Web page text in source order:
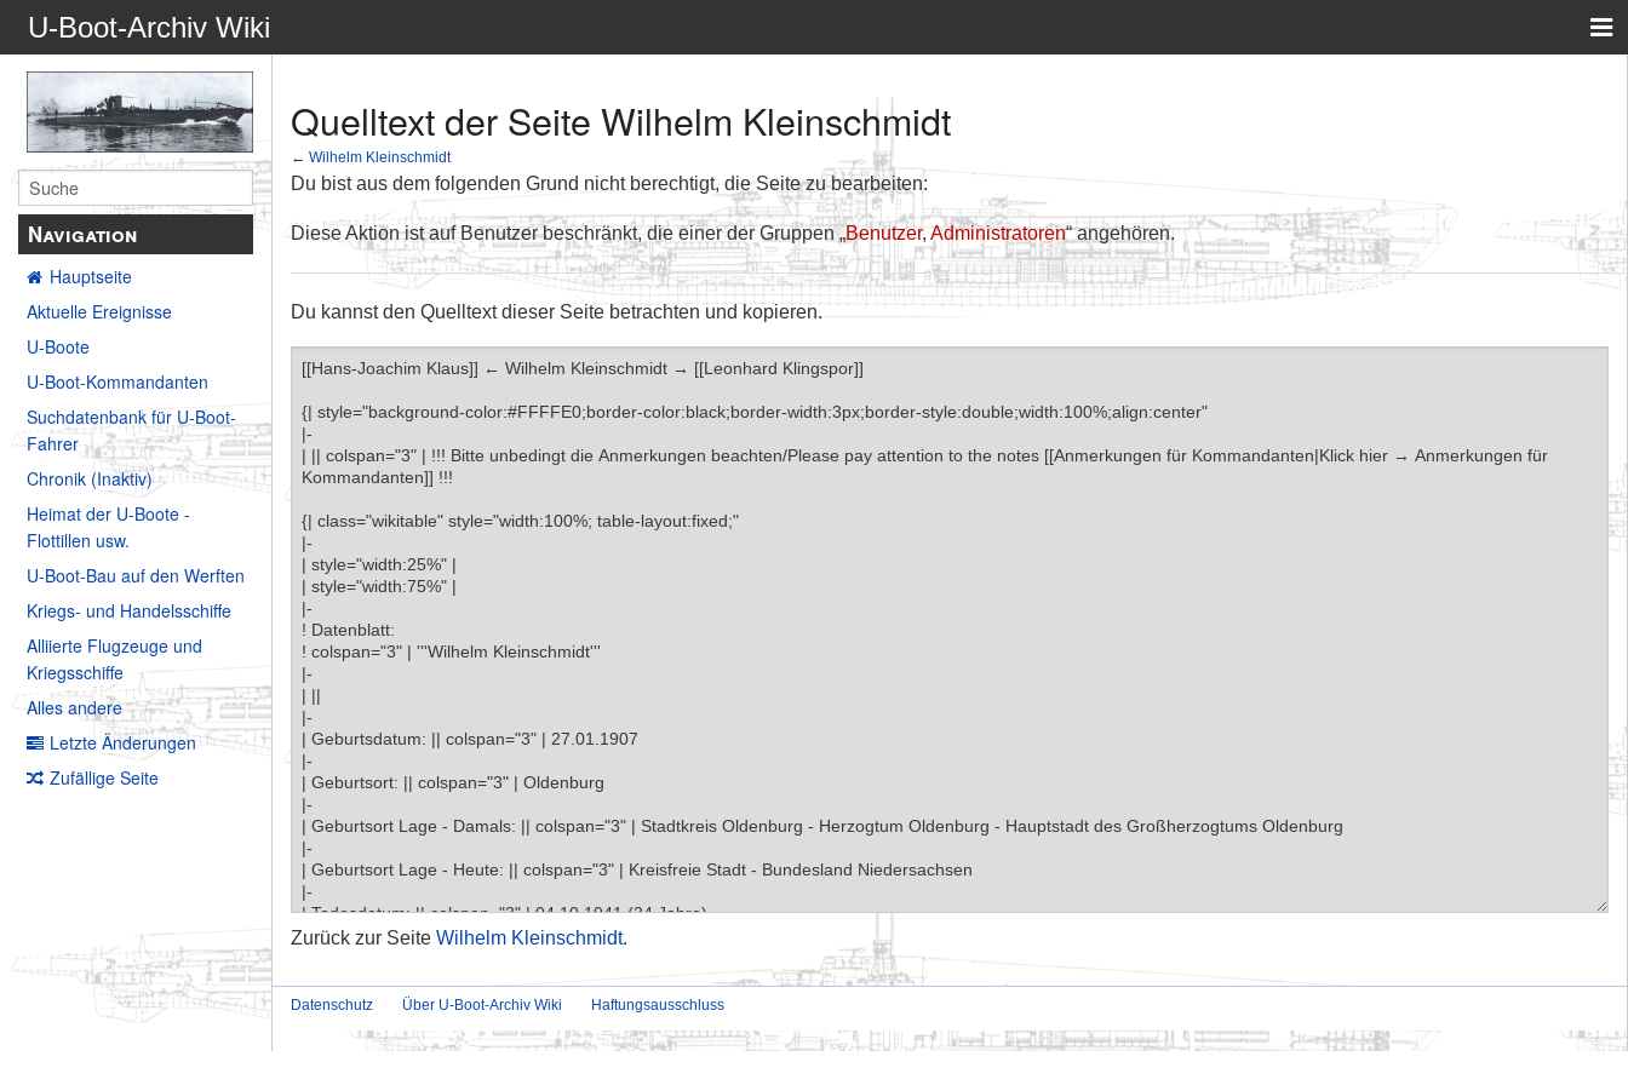
U-Boot-Archiv Wiki
Navigation
Hauptseite
Aktuelle Ereignisse
U-Boote
U-Boot-Kommandanten
Suchdatenbank für U-Boot-
Fahrer
Chronik (Inaktiv)
Heimat der U-Boote -
Flottillen usw.
U-Boot-Bau auf den Werften
Kriegs- und Handelsschiffe
Alliierte Flugzeuge und
Kriegsschiffe
Alles andere
Letzte Änderungen
Zufällige Seite
Quelltext der Seite Wilhelm Kleinschmidt
←Wilhelm Kleinschmidt
Du bist aus dem folgenden Grund nicht berechtigt, die Seite zu bearbeiten:
Diese Aktion ist auf Benutzer beschränkt, die einer der Gruppen „Benutzer,Administratoren“ angehören.
Du kannst den Quelltext dieser Seite betrachten und kopieren.
Zurück zur SeiteWilhelm Kleinschmidt.
Datenschutz Über U-Boot-Archiv Wiki Haftungsausschluss